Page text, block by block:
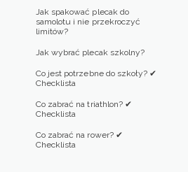
Jak spakować plecak do
samolotu i nie przekroczyć
limitów?
Jak wybrać plecak szkolny?
Co jest potrzebne do szkoły? ✔
Checklista
Co zabrać na triathlon? ✔
Checklista
Co zabrać na rower? ✔
Checklista